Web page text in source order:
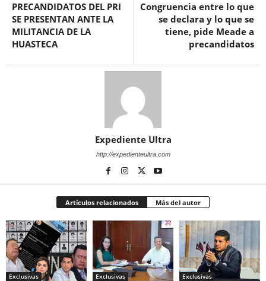
PRECANDIDATOS DEL PRI
SE PRESENTAN ANTE LA
MILITANCIA DE LA
HUASTECA
Congruencia entre lo que
se declara y lo que se
tiene, pide Meade a
precandidatos
Expediente Ultra
http://expedienteultra.com
Artículos relacionados Más del autor
Exclusivas Exclusivas Exclusivas